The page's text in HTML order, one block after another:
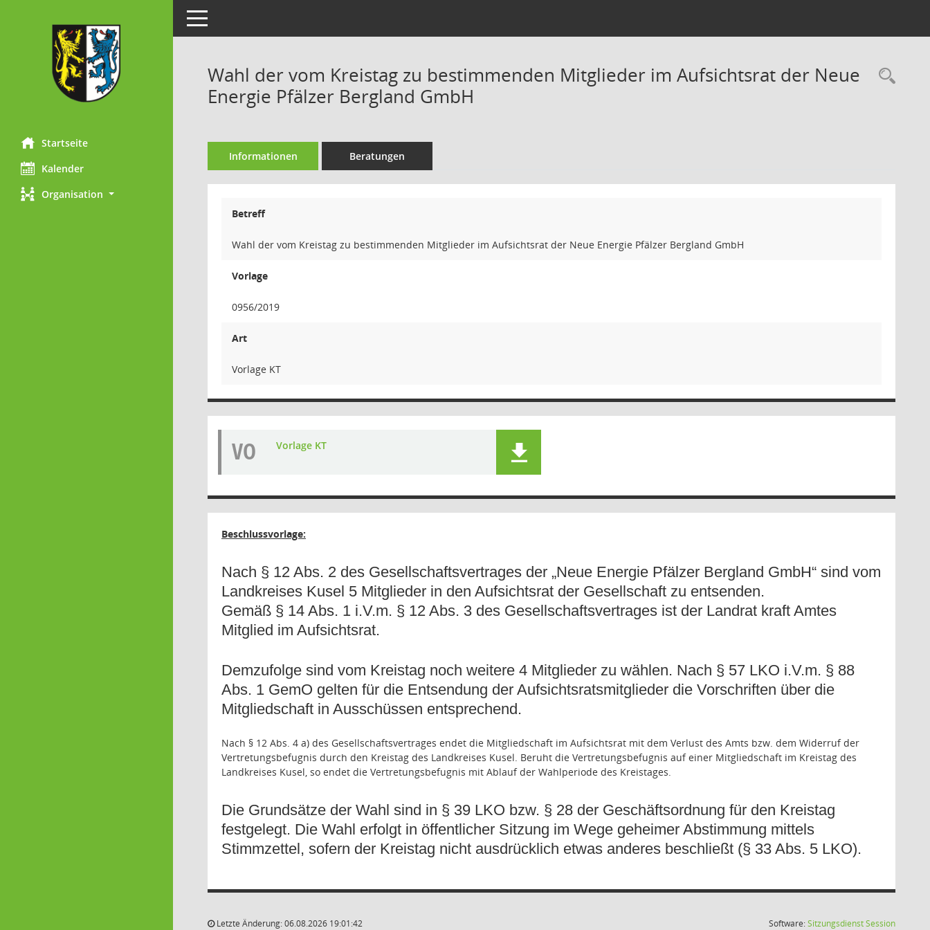
Startseite
Kalender
Organisation
Toggle navigation
Wahl der vom Kreistag zu bestimmenden Mitglieder im Aufsichtsrat der Neue
Energie Pfälzer Bergland GmbH
Informationen Beratungen
Betreff
Wahl der vom Kreistag zu bestimmenden Mitglieder im Aufsichtsrat der Neue Energie Pfälzer Bergland GmbH
Vorlage
0956/2019
Art
Vorlage KT
VO Vorlage KT
Beschlussvorlage:
Nach § 12 Abs. 2 des Gesellschaftsvertrages der „Neue Energie Pfälzer Bergland GmbH“ sind vom
Landkreises Kusel 5 Mitglieder in den Aufsichtsrat der Gesellschaft zu entsenden.
Gemäß § 14 Abs. 1 i.V.m. § 12 Abs. 3 des Gesellschaftsvertrages ist der Landrat kraft Amtes
Mitglied im Aufsichtsrat.
Demzufolge sind vom Kreistag noch weitere 4 Mitglieder zu wählen. Nach § 57 LKO i.V.m. § 88
Abs. 1 GemO gelten für die Entsendung der Aufsichtsratsmitglieder die Vorschriften über die
Mitgliedschaft in Ausschüssen entsprechend.
Nach § 12 Abs. 4 a) des Gesellschaftsvertrages endet die Mitgliedschaft im Aufsichtsrat mit dem Verlust des Amts bzw. dem Widerruf der
Vertretungsbefugnis durch den Kreistag des Landkreises Kusel. Beruht die Vertretungsbefugnis auf einer Mitgliedschaft im Kreistag des
Landkreises Kusel, so endet die Vertretungsbefugnis mit Ablauf der Wahlperiode des Kreistages.
Die Grundsätze der Wahl sind in § 39 LKO bzw. § 28 der Geschäftsordnung für den Kreistag
festgelegt. Die Wahl erfolgt in öffentlicher Sitzung im Wege geheimer Abstimmung mittels
Stimmzettel, sofern der Kreistag nicht ausdrücklich etwas anderes beschließt (§ 33 Abs. 5 LKO).
Letzte Änderung: 06.08.2026 19:01:42 Software:SitzungsdienstSession(Wird in